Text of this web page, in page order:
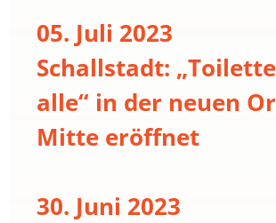
05. Juli 2023
Schallstadt:
alle“ in der neuen
Mitte eröffnet
30. Juni 2023